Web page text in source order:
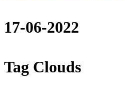
17-06-2022
Tag Clouds